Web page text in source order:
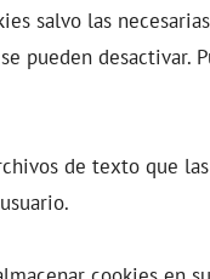
salvo las
pueden desactivar.
de texto que